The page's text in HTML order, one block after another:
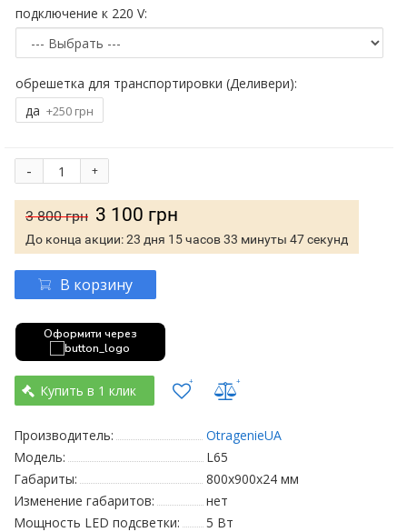
подключение к 220 V:
обрешетка для транспортировки (Деливери):
да +250 грн
+
-
3 800 грн 3 100 грн
До конца акции:23 дня 15 часов 33 минуты 46 секунд
В корзину
Оформити через
Купить в 1 клик
Производитель:
OtragenieUA
Модель:
L65
Габариты:
800х900х24 мм
Изменение габаритов:
нет
Мощность LED подсветки:
5 Вт